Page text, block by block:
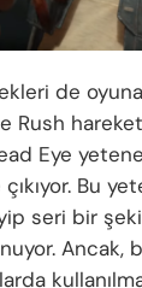
de
Rush
Eye
Bu
seri bir
Ancak,